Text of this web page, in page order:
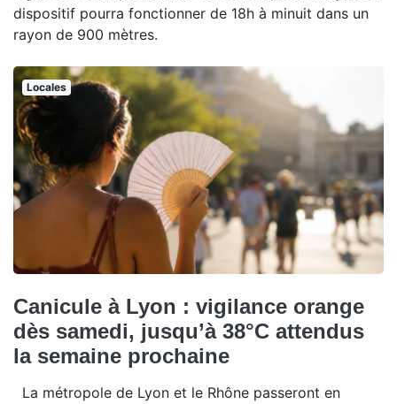
dispositif pourra fonctionner de 18h à minuit dans un
rayon de 900 mètres.
Locales
Canicule à Lyon : vigilance orange
dès samedi, jusqu’à 38°C attendus
la semaine prochaine
La métropole de Lyon et le Rhône passeront en